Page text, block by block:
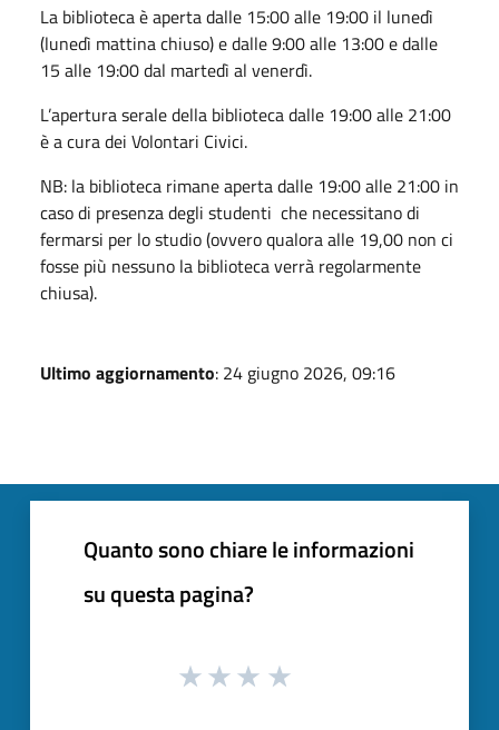
La biblioteca è aperta dalle 15:00 alle 19:00 il lunedì
(lunedì mattina chiuso) e dalle 9:00 alle 13:00 e dalle
15 alle 19:00 dal martedì al venerdì.
L’apertura serale della biblioteca dalle 19:00 alle 21:00
è a cura dei Volontari Civici.
NB: la biblioteca rimane aperta dalle 19:00 alle 21:00 in
caso di presenza degli studenti che necessitano di
fermarsi per lo studio (ovvero qualora alle 19,00 non ci
fosse più nessuno la biblioteca verrà regolarmente
chiusa).
Ultimo aggiornamento: 24 giugno 2026, 09:16
Quanto sono chiare le informazioni
su questa pagina?